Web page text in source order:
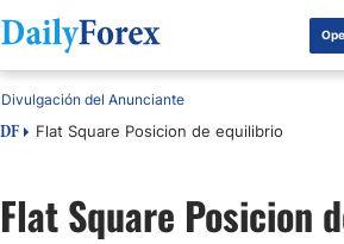
DF Flat Square Posicion de equilibrio
Divulgación del Anunciante
Flat Square Posicion